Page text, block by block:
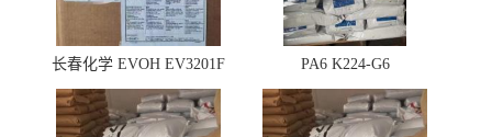
长春化学 EVOH EV3201F PA6 K224-G6